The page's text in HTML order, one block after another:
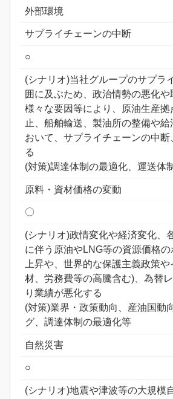
外部環境
サプライチェーンの中断
○
(シナリオ)当社グループのサプラ
囲に及ぶため、政治情勢の悪化や
様々な要因等により、原油生産拠
止、船舶輸送、製油所の整備や給
おいて、サプライチェーンの中断
る
(対策)調達体制の最適化、運送体
原料・資材価格の変動
〇
(シナリオ)政情変化や経済変化、
に伴う原油やLNG等の資源価格の
上昇や、世界的な保護主義政策
材、労務費等の高騰含む)、為替
り業績が悪化する
(対策)業界・政策動向、産油国動
グ、調達体制の最適化等
自然災害
○
(シナリオ)地震や津波等の大規模